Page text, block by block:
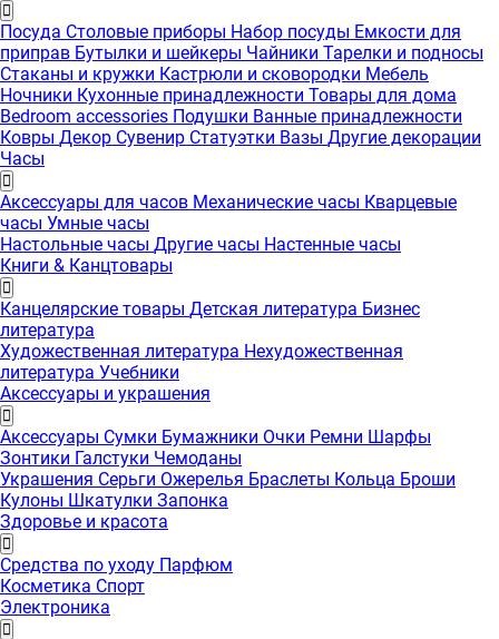
Посуда Столовые приборы Набор посуды Емкости для
приправ Бутылки и шейкеры Чайники Тарелки и подносы
Стаканы и кружки Кастрюли и сковородки Мебель
Ночники Кухонные принадлежности Товары для дома
Bedroom accessories Подушки Ванные принадлежности
Ковры Декор Сувенир Статуэтки Вазы Другие декорации
Часы
Аксессуары для часов Механические часы Кварцевые
часы Умные часы
Настольные часы Другие часы Настенные часы
Книги & Канцтовары
Канцелярские товары Детская литература Бизнес
литература
Художественная литература Нехудожественная
литература Учебники
Аксессуары и украшения
Аксессуары Сумки Бумажники Очки Ремни Шарфы
Зонтики Галстуки Чемоданы
Украшения Серьги Ожерелья Браслеты Кольца Броши
Кулоны Шкатулки Запонка
Здоровье и красота
Средства по уходу Парфюм
Косметика Спорт
Электроника